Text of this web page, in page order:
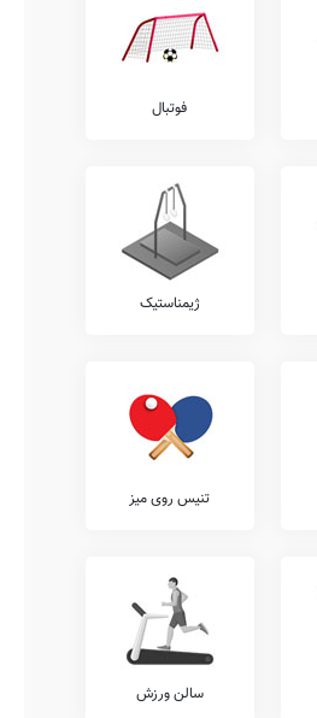
فوتبال
ژیمناستیک
تنیس روی میز
سالن ورزش